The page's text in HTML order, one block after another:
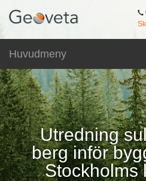
Huvudmeny
Utredning
berg inför
Stockholms